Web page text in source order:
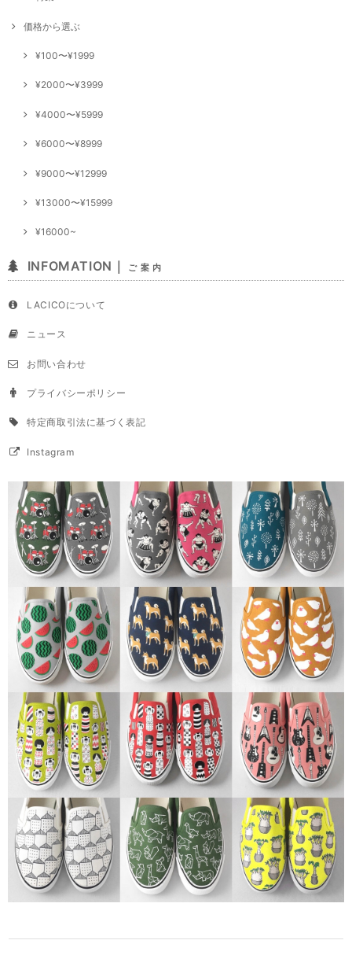
価格から選ぶ
¥100〜¥1999
¥2000〜¥3999
¥4000〜¥5999
¥6000〜¥8999
¥9000〜¥12999
¥13000〜¥15999
¥16000~
INFOMATION｜ ご 案 内
LACICOについて
ニュース
お問い合わせ
プライバシーポリシー
特定商取引法に基づく表記
Instagram